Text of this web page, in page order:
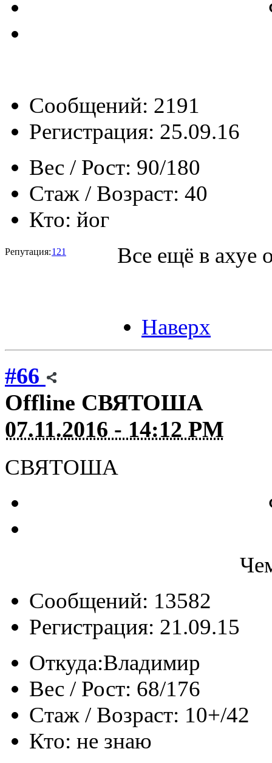
Сообщений: 2191
Регистрация: 25.09.16
Вес / Рост: 90/180
Стаж / Возраст: 40
Кто: йог
Репутация:121 Все ещё в ахуе
Наверх
#66
Offline СВЯТОША
07.11.2016 - 14:12 PM
СВЯТОША
Сообщений: 13582
Регистрация: 21.09.15
Откуда:Владимир
Вес / Рост: 68/176
Стаж / Возраст: 10+/42
Кто: не знаю